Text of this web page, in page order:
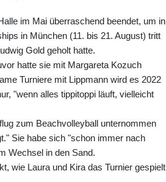
im Mai überraschend beendet, um in
in München (11. bis 21. August) tritt
Gold geholt hatte.
hatte sie mit Margareta Kozuch
Turniere mit Lippmann wird es 2022
"wenn alles tippitoppi läuft, vielleicht
zum Beachvolleyball unternommen
Sie habe sich "schon immer nach
Wechsel in den Sand.
wie Laura und Kira das Turnier gespielt